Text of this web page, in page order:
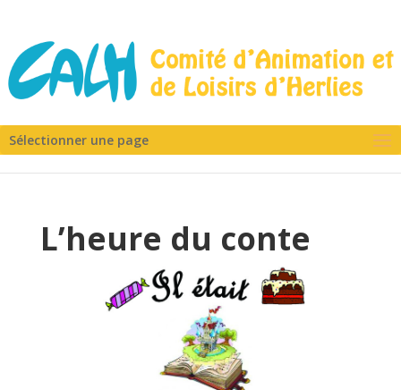
Sélectionner une page
L’heure du conte